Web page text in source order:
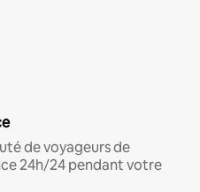
de voyageurs de
24h/24 pendant votre